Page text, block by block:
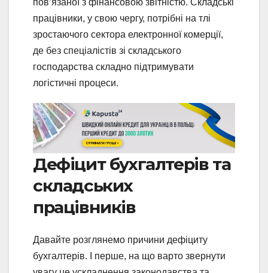
працівники, у свою чергу, потрібні на тлі
зростаючого сектора електронної комерції,
де без спеціалістів зі складського
господарства складно підтримувати
логістичні процеси.
Дефіцит бухгалтерів та
складських
працівників
Давайте розглянемо причини дефіциту
бухгалтерів. І перше, на що варто звернути